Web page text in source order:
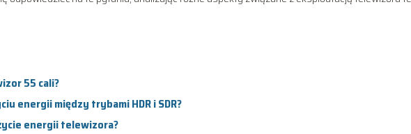
55 cali?
energii między trybami HDR i SDR?
energii telewizora?